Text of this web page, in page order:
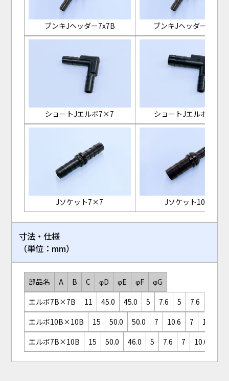
ブンキJヘッダー7x7B ブンキJヘッダー7x10B
ショートJエルボ7×7 ショートJエルボ10×7
Jソケット7×7 Jソケット10×7
寸法・仕様
（単位：mm）
部品名 A B C φD φE φF
φG
エルボ7B×7B
11 45.0 45.0 5 7.6 5
7.6
エルボ10B×10B
15 50.0 50.0 7 10.6 7
10.6
エルボ7B×10B
15 50.0 46.0 5 7.6 7 10.6